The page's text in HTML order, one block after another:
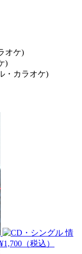
オケ)
)
・カラオケ)
情
¥1,700（税込）